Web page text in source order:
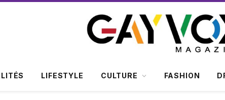
LIFESTYLE CULTURE FASHION